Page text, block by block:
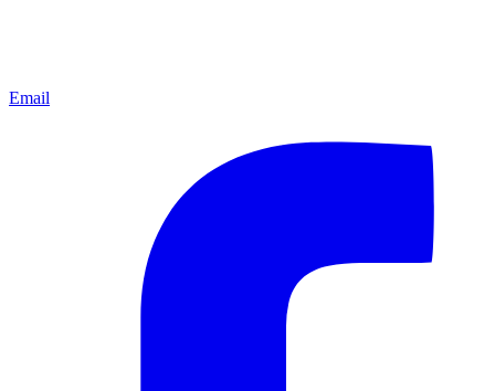
Email